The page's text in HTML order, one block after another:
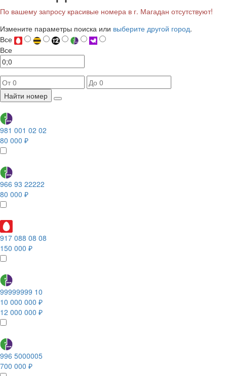
По вашему запросу красивые номера в г. Магадан отсутствуют!
Измените параметры поиска или выберите другой город.
Все
Все
Найти номер
981 001 02 02
80 000 ₽
966 93 22222
80 000 ₽
917 088 08 08
150 000 ₽
99999999 10
10 000 000 ₽
12 000 000 ₽
996 5000005
700 000 ₽